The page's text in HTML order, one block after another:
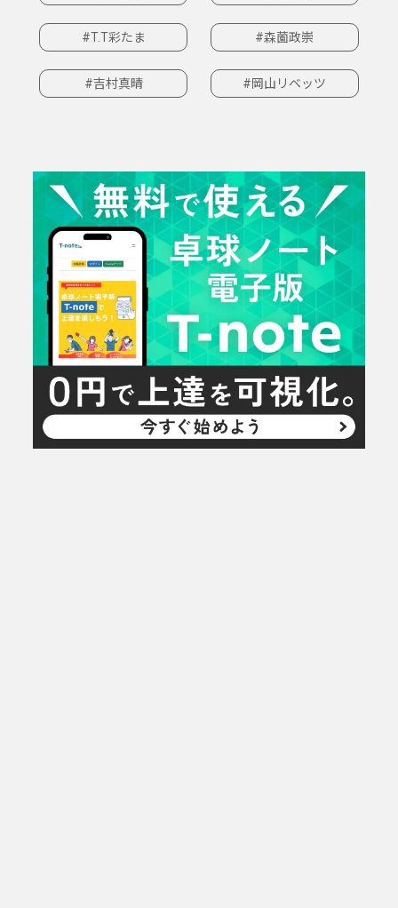
#T.T彩たま #森薗政崇
#吉村真晴 #岡山リベッツ